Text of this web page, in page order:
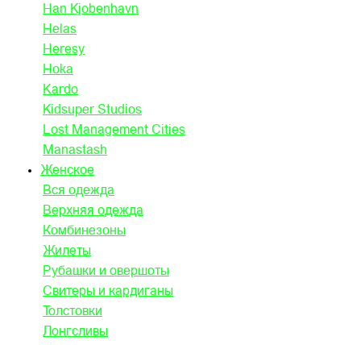
Han Kjobenhavn
Helas
Heresy
Hoka
Kardo
Kidsuper Studios
Lost Management Cities
Manastash
Женское
Вся одежда
Верхняя одежда
Комбинезоны
Жилеты
Рубашки и овершоты
Свитеры и кардиганы
Толстовки
Лонгсливы